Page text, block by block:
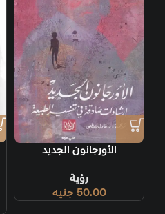
الأورجانون الجديد
رؤية
50.00 جنيه